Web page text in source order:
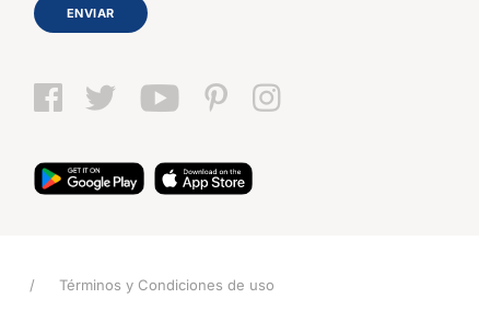
ENVIAR
Términos y Condiciones de uso